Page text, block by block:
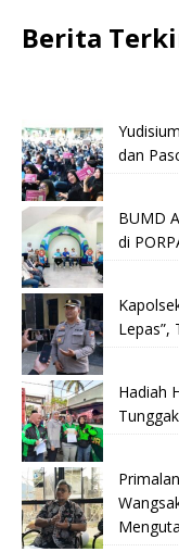
Berita
dan
BUMD
di
Lepas”,
Hadiah